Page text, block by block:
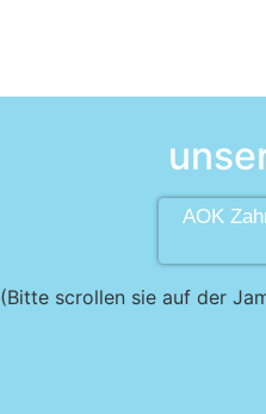
AOK
(Bitte scrollen sie auf der